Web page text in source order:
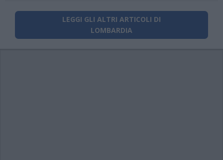
LEGGI GLI ALTRI ARTICOLI DI
LOMBARDIA